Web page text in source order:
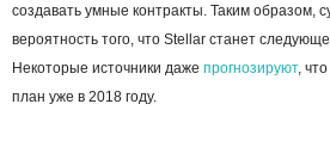
создавать умные контракты. Таким образом,
вероятность того, что Stellar станет
Некоторые источники даже прогнозируют,
план уже в 2018 году.